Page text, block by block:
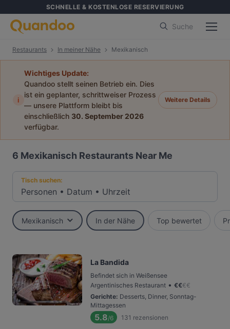
SCHNELLE & KOSTENLOSE RESERVIERUNG
Suche
Restaurants In meiner Nähe Mexikanisch
i
Wichtiges Update:
Quandoo stellt seinen Betrieb ein. Dies
ist ein geplanter, schrittweiser Prozess
— unsere Plattform bleibt bis
einschließlich 30. September 2026
verfügbar.
Weitere Details
6 Mexikanisch Restaurants Near Me
Tisch suchen:
Personen • Datum • Uhrzeit
Mexikanisch In der Nähe Top bewertet
La Bandida
Befindet sich in Weißensee
Argentinisches Restaurant • €€€€
Gerichte: Desserts, Dinner, Sonntag-
Mittagessen
5.8/6 131 rezensionen